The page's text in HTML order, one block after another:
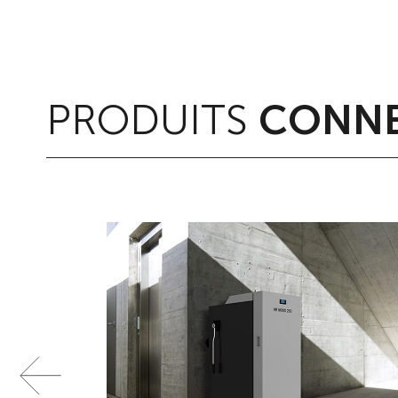
PRODUITS